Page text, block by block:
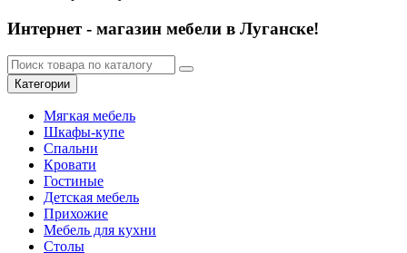
Интернет - магазин мебели в Луганске!
Категории
Мягкая мебель
Шкафы-купе
Спальни
Кровати
Гостиные
Детская мебель
Прихожие
Мебель для кухни
Столы